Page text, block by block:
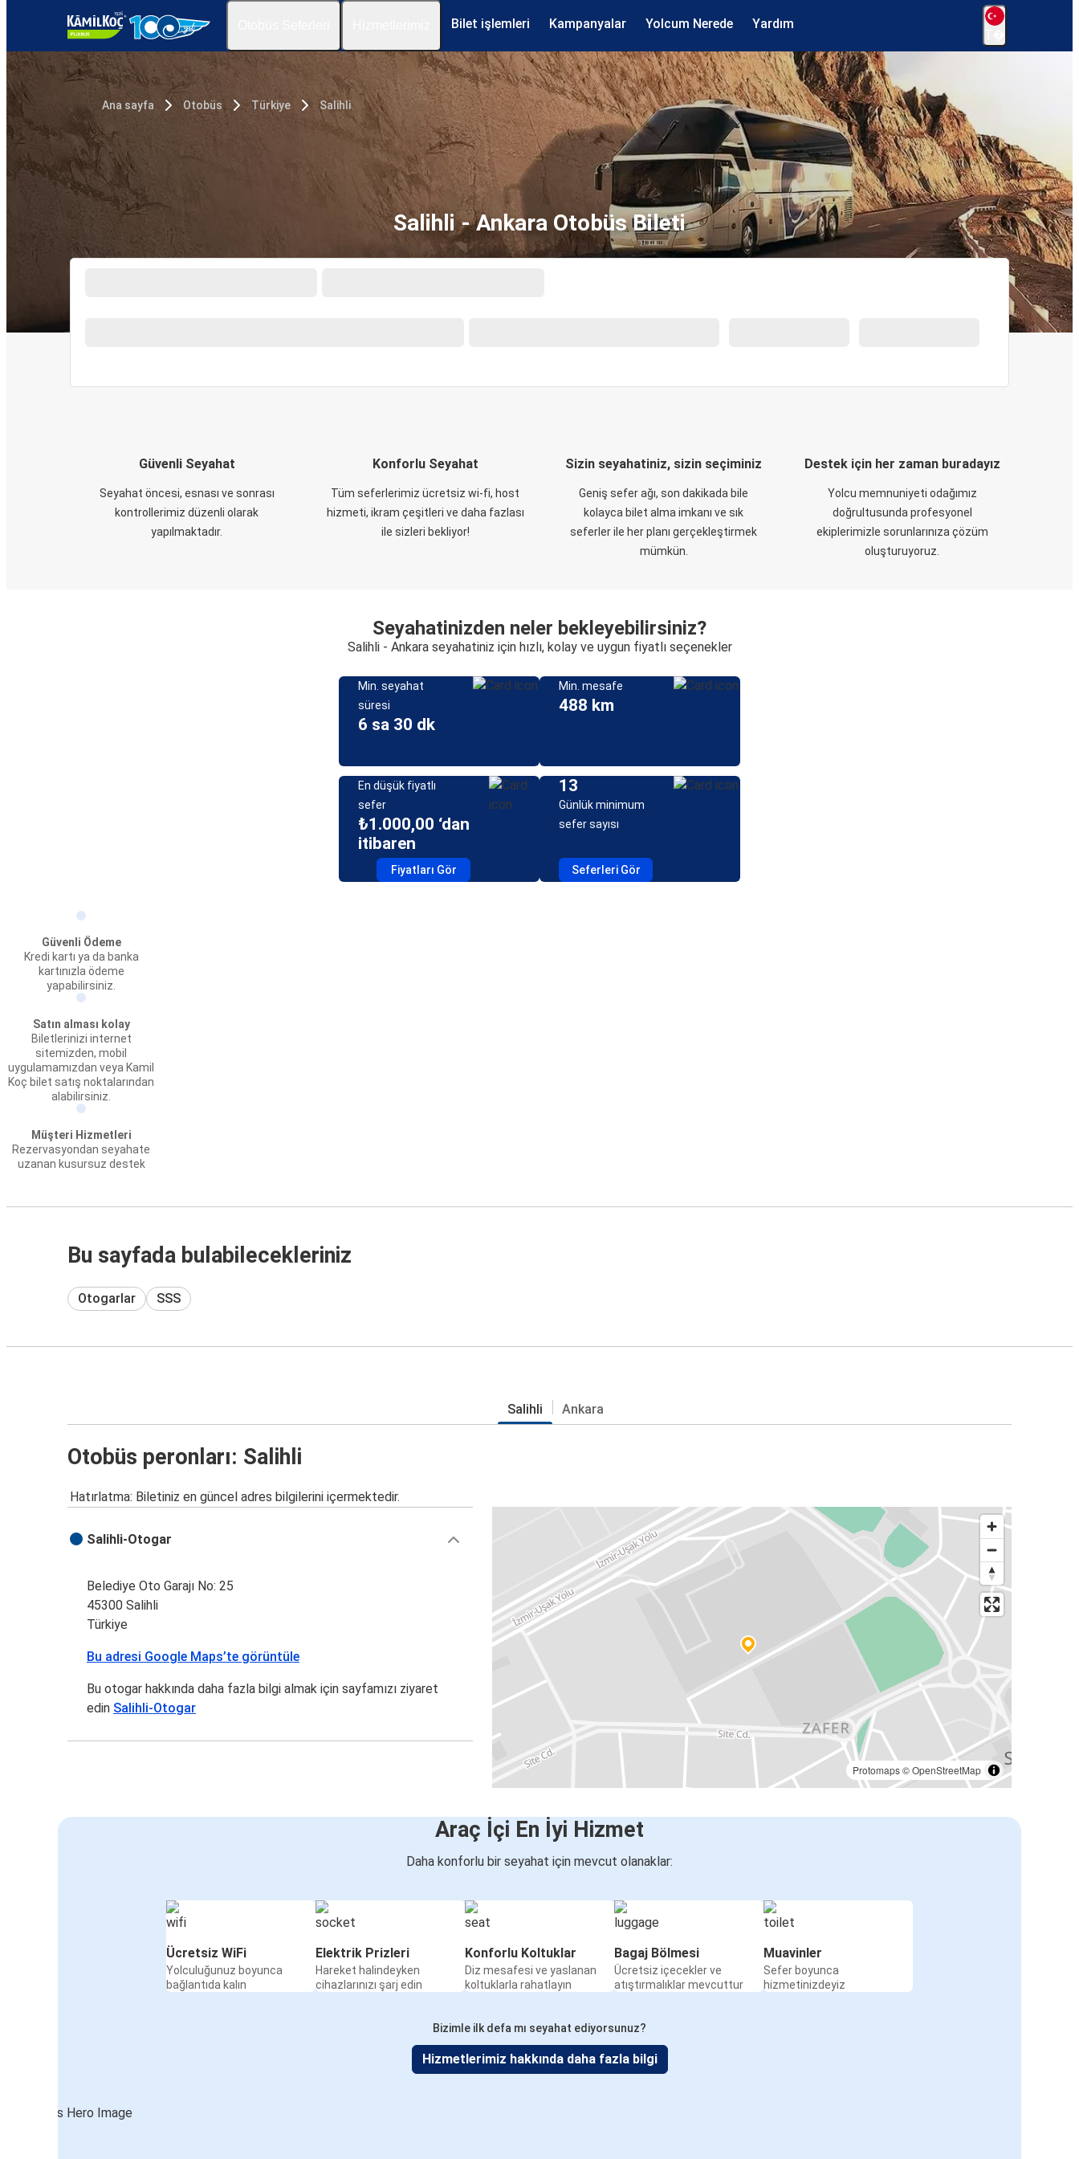
Bilet işlemleri Kampanyalar Yolcum Nerede Yardım
Ana sayfa Otobüs Türkiye Salihli
Salihli - Ankara Otobüs Bileti
Güvenli Seyahat
Seyahat öncesi, esnası ve sonrası
kontrollerimiz düzenli olarak
yapılmaktadır.
Konforlu Seyahat
Tüm seferlerimiz ücretsiz wi-fi, host
hizmeti, ikram çeşitleri ve daha fazlası
ile sizleri bekliyor!
Sizin seyahatiniz, sizin seçiminiz
Geniş sefer ağı, son dakikada bile
kolayca bilet alma imkanı ve sık
seferler ile her planı gerçekleştirmek
mümkün.
Destek için her zaman buradayız
Yolcu memnuniyeti odağımız
doğrultusunda profesyonel
ekiplerimizle sorunlarınıza çözüm
oluşturuyoruz.
Seyahatinizden neler bekleyebilirsiniz?
Salihli - Ankara seyahatiniz için hızlı, kolay ve uygun fiyatlı seçenekler
Min. seyahat
süresi
6 sa 30 dk
Min. mesafe
488 km
En düşük fiyatlı
sefer
₺1.000,00 ‘dan
itibaren
Fiyatları Gör
13
Günlük minimum
sefer sayısı
Seferleri Gör
Güvenli Ödeme
Kredi kartı ya da banka
kartınızla ödeme
yapabilirsiniz.
Satın alması kolay
Biletlerinizi internet
sitemizden, mobil
uygulamamızdan veya Kamil
Koç bilet satış noktalarından
alabilirsiniz.
Müşteri Hizmetleri
Rezervasyondan seyahate
uzanan kusursuz destek
Bu sayfada bulabilecekleriniz
Otogarlar SSS
Salihli Ankara
Otobüs peronları: Salihli
Hatırlatma: Biletiniz en güncel adres bilgilerini içermektedir.
Protomaps©OpenStreetMap
Salihli-Otogar
Belediye Oto Garajı No: 25
45300 Salihli
Türkiye
Bu adresi Google Maps’te görüntüle
Bu otogar hakkında daha fazla bilgi almak için sayfamızı ziyaret
edin Salihli-Otogar
Araç İçi En İyi Hizmet
Daha konforlu bir seyahat için mevcut olanaklar:
Ücretsiz WiFi
Yolculuğunuz boyunca
bağlantıda kalın
Elektrik Prizleri
Hareket halindeyken
cihazlarınızı şarj edin
Konforlu Koltuklar
Diz mesafesi ve yaslanan
koltuklarla rahatlayın
Bagaj Bölmesi
Ücretsiz içecekler ve
atıştırmalıklar mevcuttur
Muavinler
Sefer boyunca
hizmetinizdeyiz
Bizimle ilk defa mı seyahat ediyorsunuz?
Hizmetlerimiz hakkında daha fazla bilgi